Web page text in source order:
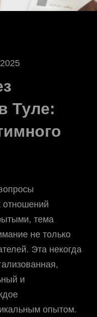
Туле:
отношений
тема
не только
Эта некогда
и
опытом.